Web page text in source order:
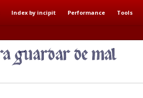
Index by incipit Performance Tools